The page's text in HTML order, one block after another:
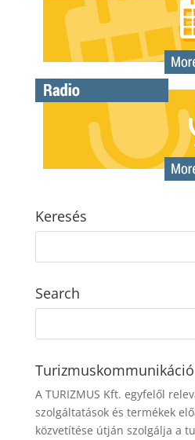
Keresés
Search
Turizmuskommunikáció
A TURIZMUS Kft. egyfelől
szolgáltatások és termékek
közvetítése útján szolgálja a